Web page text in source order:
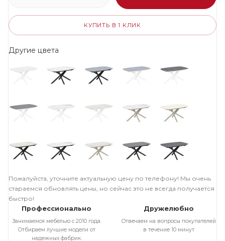
КУПИТЬ В 1 КЛИК
Другие цвета
Пожалуйста, уточните актуальную цену по телефону! Мы очень
стараемся обновлять цены, но сейчас это не всегда получается
быстро!
Профессионально
Занимаемся мебелью с 2010 года.
Отбираем лучшие модели от
надежных фабрик.
Дружелюбно
Отвечаем на вопросы покупателей
в течение 10 минут